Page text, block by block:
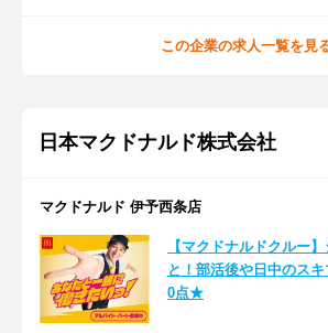
この企業の求人一覧を見
日本マクドナルド株式会社
マクドナルド 伊予西条店
【マクドナルドクルー
と！部活後や日中のス
0点★